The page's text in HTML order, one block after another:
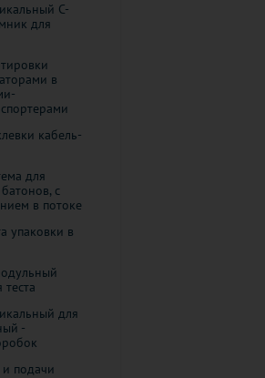
C-
для
в
кабель-
для
с
в потоке
упаковки в
для
-
и подачи